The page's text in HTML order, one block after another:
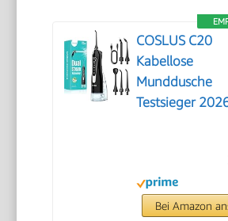
COSLUS C20
Kabellose
Munddusche
Testsieger
Bei Amazon